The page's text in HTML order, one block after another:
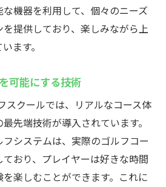
機器を利用して、個々のニーズ
提供しており、楽しみながら上
ます。
可能にする技術
スクールでは、リアルなコース体
先端技術が導入されています。
システムは、実際のゴルフコー
おり、プレイヤーは好きな時間
楽しむことができます。これに